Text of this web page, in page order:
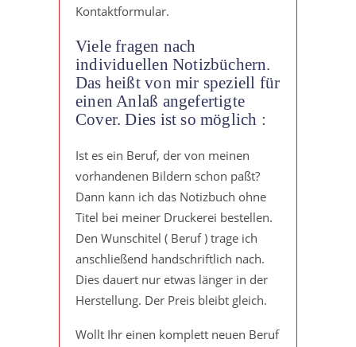
Kontaktformular.
Viele fragen nach
individuellen Notizbüchern.
Das heißt von mir speziell für
einen Anlaß angefertigte
Cover. Dies ist so möglich :
Ist es ein Beruf, der von meinen
vorhandenen Bildern schon paßt?
Dann kann ich das Notizbuch ohne
Titel bei meiner Druckerei bestellen.
Den Wunschitel ( Beruf ) trage ich
anschließend handschriftlich nach.
Dies dauert nur etwas länger in der
Herstellung. Der Preis bleibt gleich.
Wollt Ihr einen komplett neuen Beruf